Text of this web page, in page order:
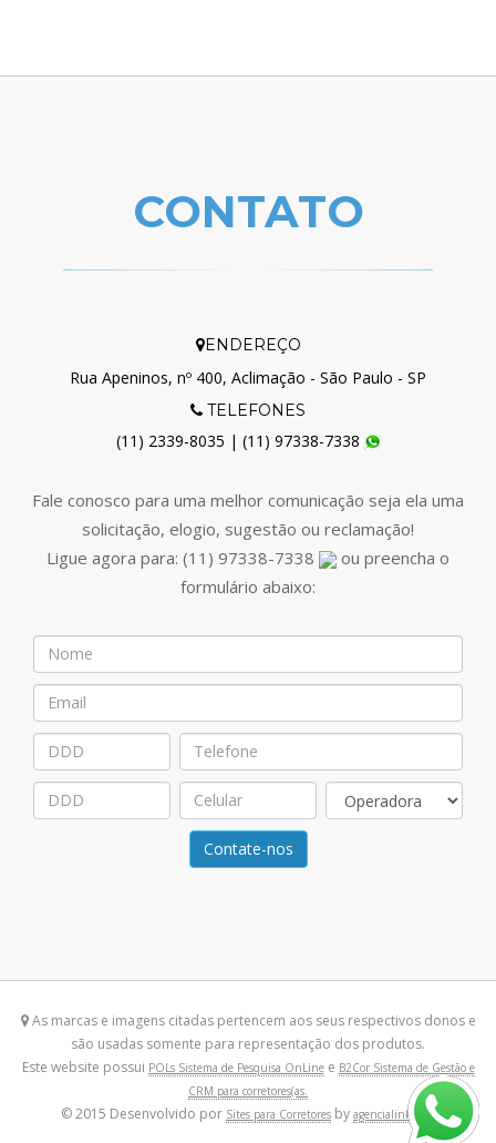
CONTATO
ENDEREÇO
Rua Apeninos, nº 400, Aclimação - São Paulo - SP
TELEFONES
(11) 2339-8035 | (11) 97338-7338
Fale conosco para uma melhor comunicação seja ela uma
solicitação, elogio, sugestão ou reclamação!
Ligue agora para: (11) 97338-7338
ou preencha o
formulário abaixo:
Contate-nos
As marcas e imagens citadas pertencem aos seus respectivos donos e
são usadas somente para representação dos produtos.
Este website possui POLs Sistema de Pesquisa OnLinee B2Cor Sistema de Gestão e
CRM para corretores(as.
© 2015 Desenvolvido por Sites para Corretores by agencialink.com